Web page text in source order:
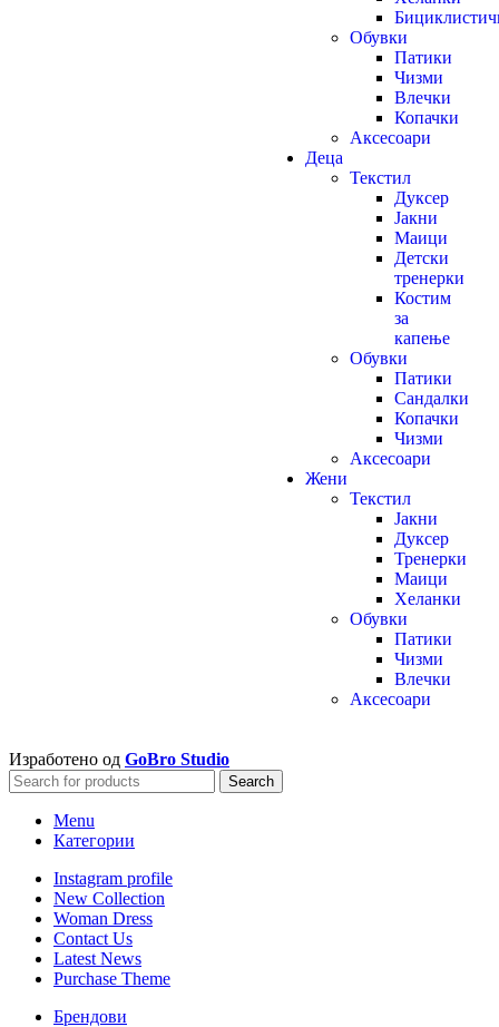
Обувки
Патики
Чизми
Влечки
Копачки
Аксесоари
Деца
Текстил
Дуксер
Јакни
Маици
Детски
тренерки
Костим
за
капење
Обувки
Патики
Сандалки
Копачки
Чизми
Аксесоари
Жени
Текстил
Јакни
Дуксер
Тренерки
Маици
Хеланки
Обувки
Патики
Чизми
Влечки
Аксесоари
Изработено од GoBro Studio
Search
Menu
Категории
Instagram profile
New Collection
Woman Dress
Contact Us
Latest News
Purchase Theme
Брендови